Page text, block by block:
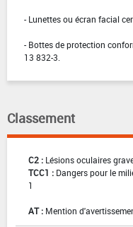
- Lunettes ou écran facial
- Bottes de protection
13 832-3.
Classement
C2 : Lésions oculaires
TCC1 : Dangers pour le
1
AT : Mention